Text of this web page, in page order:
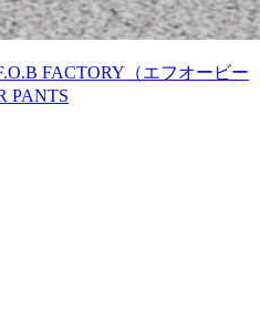
FACTORY（エフオービー
PANTS